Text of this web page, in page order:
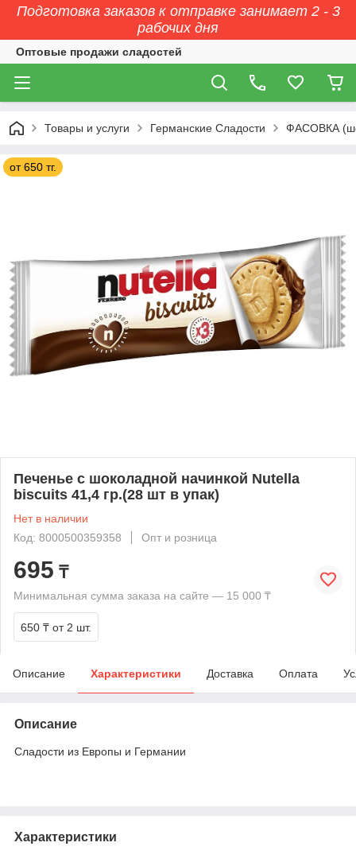
Подготовка заказов к отправке занимает 2 - 3
рабочих дня
Оптовые продажи сладостей
Товары и услуги Германские Сладости ФАСОВКА
от 650 тг.
Печенье c шоколадной начинкой Nutella
biscuits 41,4 гр.(28 шт в упак)
Нет в наличии
Код: 8000500359358
Опт и розница
695 ₸
Минимальная сумма заказа на сайте — 15 000 ₸
650 ₸ от 2 шт.
Описание Характеристики Доставка Оплата
Описание
Сладости из Европы и Германии
Характеристики